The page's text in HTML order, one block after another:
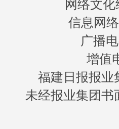
网络文
信息网
广播
增值
福建日报报业
未经报业集团书